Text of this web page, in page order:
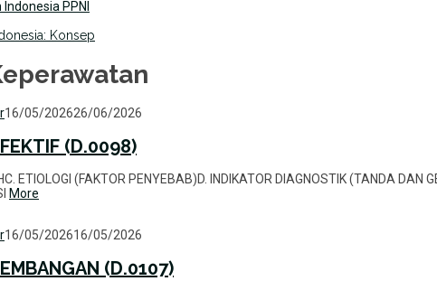
Konsep
16/05/202626/06/2026
(D.0098)
ETIOLOGI (FAKTOR PENYEBAB)D. INDIKATOR DIAGNOSTIK (TANDA DAN
More
16/05/202616/05/2026
(D.0107)